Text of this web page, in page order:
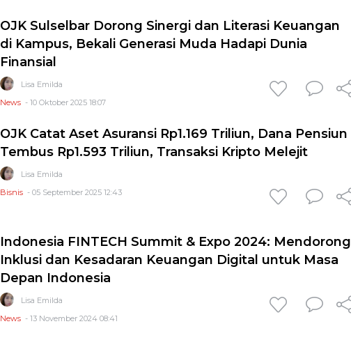
OJK Sulselbar Dorong Sinergi dan Literasi Keuangan
di Kampus, Bekali Generasi Muda Hadapi Dunia
Finansial
Lisa Emilda
News - 10 Oktober 2025 18:07
OJK Catat Aset Asuransi Rp1.169 Triliun, Dana Pensiun
Tembus Rp1.593 Triliun, Transaksi Kripto Melejit
Lisa Emilda
Bisnis - 05 September 2025 12:43
Indonesia FINTECH Summit & Expo 2024: Mendorong
Inklusi dan Kesadaran Keuangan Digital untuk Masa
Depan Indonesia
Lisa Emilda
News - 13 November 2024 08:41